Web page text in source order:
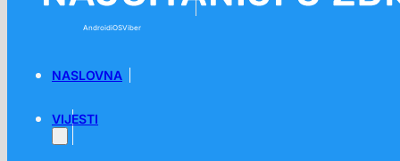
AndroidiOSViber
NASLOVNA
VIJESTI